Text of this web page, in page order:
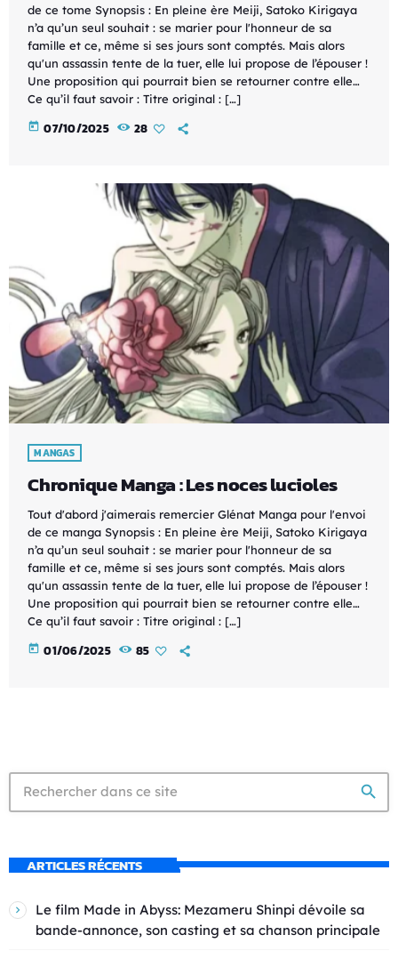
de ce tome Synopsis : En pleine ère Meiji, Satoko Kirigaya
n’a qu’un seul souhait : se marier pour l'honneur de sa
famille et ce, même si ses jours sont comptés. Mais alors
qu'un assassin tente de la tuer, elle lui propose de l’épouser !
Une proposition qui pourrait bien se retourner contre elle…
Ce qu’il faut savoir : Titre original : […]
today 07/10/2025 28
MANGAS
Chronique Manga : Les noces lucioles
Tout d'abord j'aimerais remercier Glénat Manga pour l'envoi
de ce manga Synopsis : En pleine ère Meiji, Satoko Kirigaya
n’a qu’un seul souhait : se marier pour l'honneur de sa
famille et ce, même si ses jours sont comptés. Mais alors
qu'un assassin tente de la tuer, elle lui propose de l’épouser !
Une proposition qui pourrait bien se retourner contre elle…
Ce qu’il faut savoir : Titre original : […]
today 01/06/2025 85
search
ARTICLES RÉCENTS
Le film Made in Abyss: Mezameru Shinpi dévoile sa
bande-annonce, son casting et sa chanson principale